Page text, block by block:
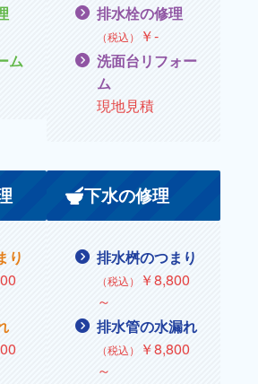
ム
排水栓の修理
（税込） ￥‐
洗面台リフォー
ム
現地見積
り
下水の修理
排水桝のつまり
（税込） ￥8,800
～
排水管の水漏れ
（税込） ￥8,800
～